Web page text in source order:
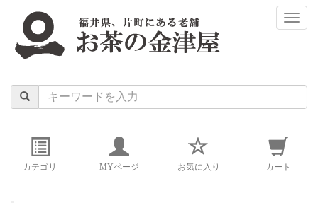
カテゴリ MYページ お気に入り カート